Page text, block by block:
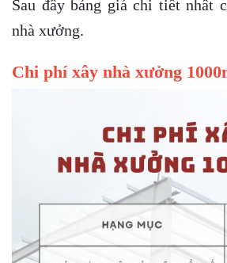
Sau đây bảng giá chi tiết nhất
nhà xưởng.
Chi phí xây nhà xưởng